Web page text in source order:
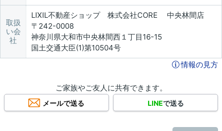
取扱
い会
社
LIXIL不動産ショップ 株式会社CORE 中央林間店
〒242-0008
神奈川県大和市中央林間西１丁目16-15
国土交通大臣(1)第10504号
情報の見方
ご家族やご友人に共有できます。
メールで送る LINEで送る